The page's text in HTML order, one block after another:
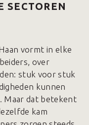
SECTOREN
vormt in elke
over
stuk voor stuk
kunnen
Maar dat betekent
kam